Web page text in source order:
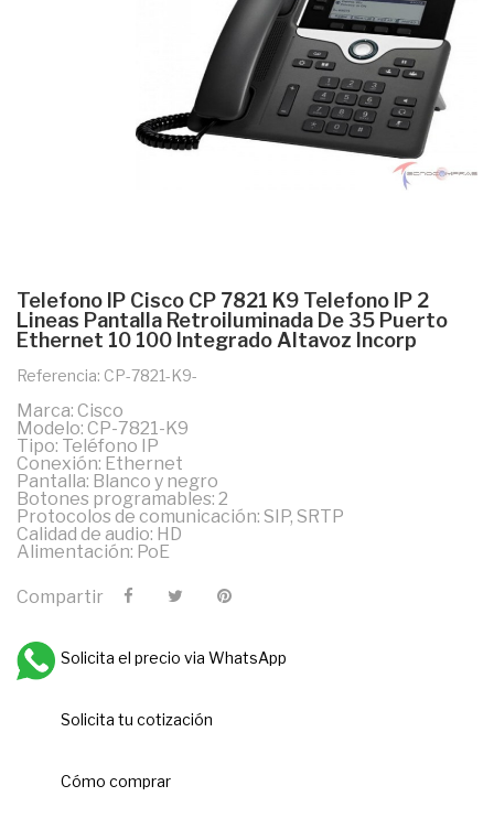
Telefono IP Cisco CP 7821 K9 Telefono IP 2
Lineas Pantalla Retroiluminada De 35 Puerto
Ethernet 10 100 Integrado Altavoz Incorp
Referencia: CP-7821-K9-
Marca: Cisco
Modelo: CP-7821-K9
Tipo: Teléfono IP
Conexión: Ethernet
Pantalla: Blanco y negro
Botones programables: 2
Protocolos de comunicación: SIP, SRTP
Calidad de audio: HD
Alimentación: PoE
Compartir
Solicita el precio via WhatsApp
Solicita tu cotización
Cómo comprar